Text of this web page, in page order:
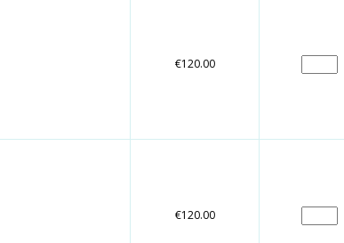
€120.00
€120.00